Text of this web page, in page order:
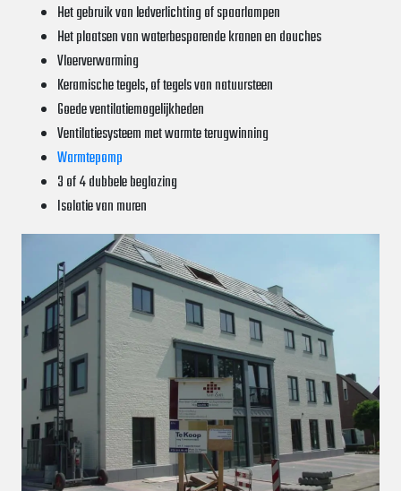
Het gebruik van ledverlichting of spaarlampen
Het plaatsen van waterbesparende kranen en douches
Vloerverwarming
Keramische tegels, of tegels van natuursteen
Goede ventilatiemogelijkheden
Ventilatiesysteem met warmte terugwinning
Warmtepomp
3 of 4 dubbele beglazing
Isolatie van muren